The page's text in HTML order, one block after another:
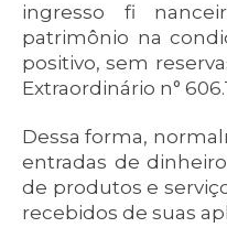
ingresso fi
patrimônio na
positivo, sem
Extraordinário n°
Dessa forma,
entradas de
de produtos e
recebidos de suas